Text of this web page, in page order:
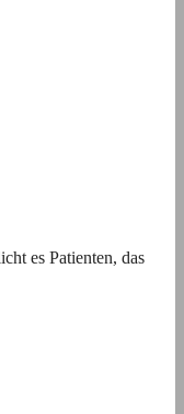
es Patienten, das